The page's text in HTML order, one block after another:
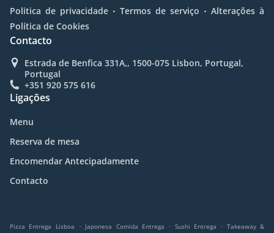
Politica de privacidade . Termos de serviço . Alterações à
Política de Cookies
Contacto
Estrada de Benfica 331A,, 1500-075 Lisbon, Portugal,
Portugal
+351 920 575 616
Ligações
Menu
Reserva de mesa
Encomendar Antecipadamente
Contacto
Pizza Entrega Lisboa . Japonesa Comida Entrega . Sushi Entrega . Takeaway &